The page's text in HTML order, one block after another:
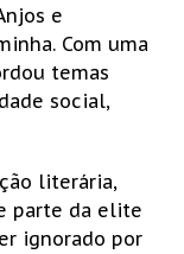
e
Com uma
temas
social,
literária,
parte da elite
ignorado por